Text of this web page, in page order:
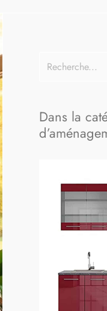
Dans la